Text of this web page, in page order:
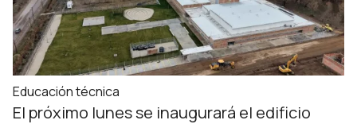
Educación técnica
El próximo lunes se inaugurará el edificio